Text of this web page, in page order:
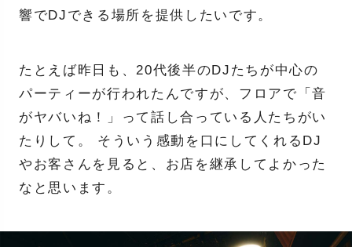
響でDJできる場所を提供したいです。
たとえば昨日も、20代後半のDJたちが中心の
パーティーが行われたんですが、フロアで「音
がヤバいね！」って話し合っている人たちがい
たりして。 そういう感動を口にしてくれるDJ
やお客さんを見ると、お店を継承してよかった
なと思います。